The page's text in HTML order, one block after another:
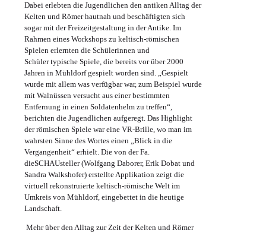
Dabei erlebten die Jugendlichen den antiken Alltag der
Kelten und Römer hautnah und beschäftigten sich
sogar mit der Freizeitgestaltung in der Antike. Im
Rahmen eines Workshops zu keltisch-römischen
Spielen erlernten die Schülerinnen und
Schüler typische Spiele, die bereits vor über 2000
Jahren in Mühldorf gespielt worden sind. „Gespielt
wurde mit allem was verfügbar war, zum Beispiel wurde
mit Walnüssen versucht aus einer bestimmten
Entfernung in einen Soldatenhelm zu treffen“,
berichten die Jugendlichen aufgeregt. Das Highlight
der römischen Spiele war eine VR-Brille, wo man im
wahrsten Sinne des Wortes einen „Blick in die
Vergangenheit“ erhielt. Die von der Fa.
dieSCHAUsteller (Wolfgang Daborer, Erik Dobat und
Sandra Walkshofer) erstellte Applikation zeigt die
virtuell rekonstruierte keltisch-römische Welt im
Umkreis von Mühldorf, eingebettet in die heutige
Landschaft.
Mehr über den Alltag zur Zeit der Kelten und Römer